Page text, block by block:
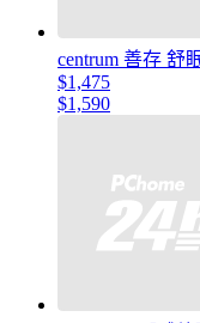
centrum 善存 舒
$1,475
$1,590